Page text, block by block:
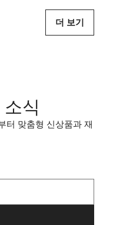
더 보기
식
터 맞춤형 신상품과 재